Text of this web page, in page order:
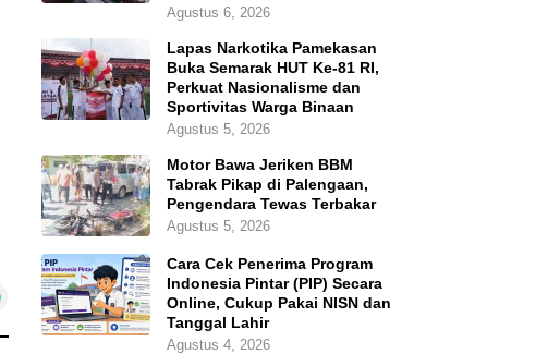
Agustus 6, 2026
Lapas Narkotika Pamekasan
Buka Semarak HUT Ke-81 RI,
Perkuat Nasionalisme dan
Sportivitas Warga Binaan
Agustus 5, 2026
Motor Bawa Jeriken BBM
Tabrak Pikap di Palengaan,
Pengendara Tewas Terbakar
Agustus 5, 2026
Cara Cek Penerima Program
Indonesia Pintar (PIP) Secara
Online, Cukup Pakai NISN dan
Tanggal Lahir
Agustus 4, 2026